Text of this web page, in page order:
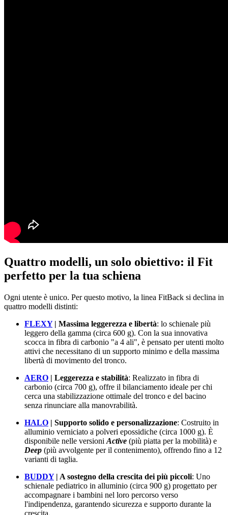
Quattro modelli, un solo obiettivo: il Fit
perfetto per la tua schiena
Ogni utente è unico. Per questo motivo, la linea FitBack si declina in
quattro modelli distinti:
FLEXY| Massima leggerezza e libertà: lo schienale più
leggero della gamma (circa 600 g). Con la sua innovativa
scocca in fibra di carbonio "a 4 ali", è pensato per utenti molto
attivi che necessitano di un supporto minimo e della massima
libertà di movimento del tronco.
AERO | Leggerezza e stabilità: Realizzato in fibra di
carbonio (circa 700 g), offre il bilanciamento ideale per chi
cerca una stabilizzazione ottimale del tronco e del bacino
senza rinunciare alla manovrabilità.
HALO | Supporto solido e personalizzazione: Costruito in
alluminio verniciato a polveri epossidiche (circa 1000 g). È
disponibile nelle versioni Active (più piatta per la mobilità) e
Deep (più avvolgente per il contenimento), offrendo fino a 12
varianti di taglia.
BUDDY| A sostegno della crescita dei più piccoli: Uno
schienale pediatrico in alluminio (circa 900 g) progettato per
accompagnare i bambini nel loro percorso verso
l'indipendenza, garantendo sicurezza e supporto durante la
crescita.